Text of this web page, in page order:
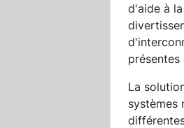
d'aide à
présentes
La
systèmes